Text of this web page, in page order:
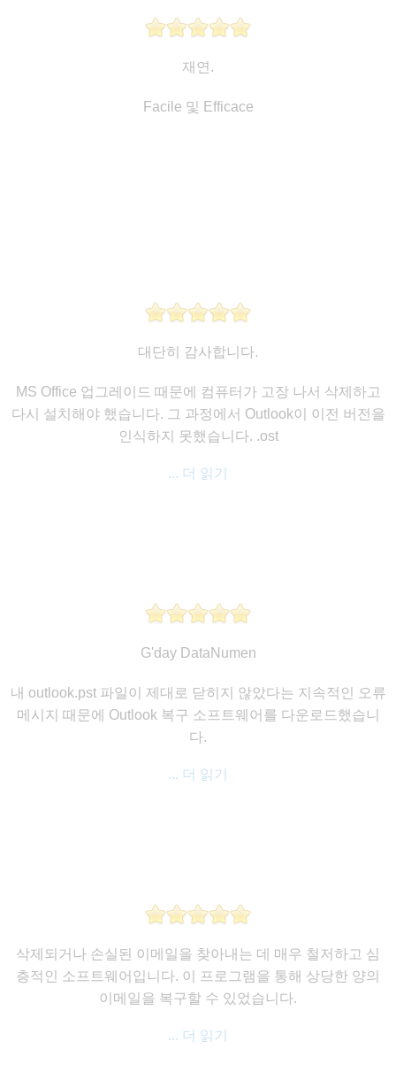
재연.
Facile 및 Efficace
대단히 감사합니다.
MS Office 업그레이드 때문에 컴퓨터가 고장 나서 삭제하고
다시 설치해야 했습니다. 그 과정에서 Outlook이 이전 버전을
인식하지 못했습니다. .ost
... 더 읽기
G'day DataNumen
내 outlook.pst 파일이 제대로 닫히지 않았다는 지속적인 오류
메시지 때문에 Outlook 복구 소프트웨어를 다운로드했습니
다.
... 더 읽기
삭제되거나 손실된 이메일을 찾아내는 데 매우 철저하고 심
층적인 소프트웨어입니다. 이 프로그램을 통해 상당한 양의
이메일을 복구할 수 있었습니다.
... 더 읽기